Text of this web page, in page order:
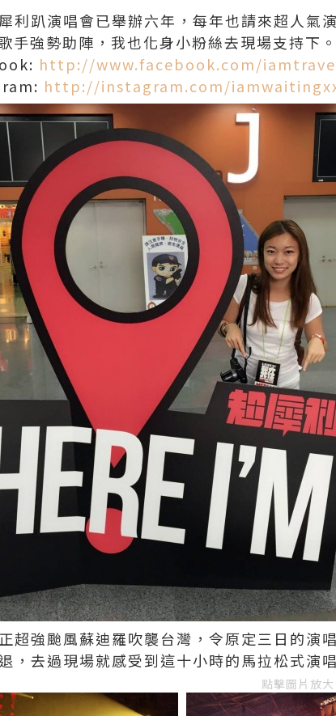
利趴演唱會已舉辦六年，每年也請來超人氣
手強勢助陣，我也化身小粉絲去現場支持下。
http://www.facebook.com/
http://instagram.com/
超強颱風蘇迪羅吹襲台灣，令原定三日的演
，去過現場就感受到這十小時的馬拉松式演
點擊圖片放大